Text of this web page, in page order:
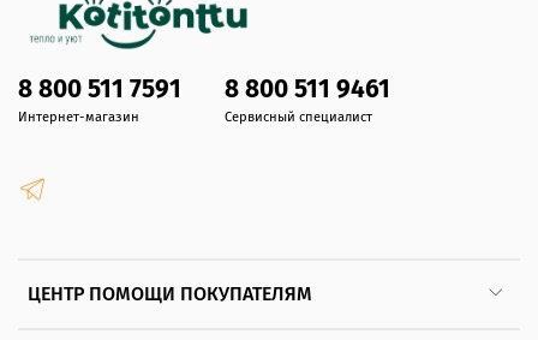
ЦЕНТР ПОМОЩИ ПОКУПАТЕЛЯМ
8 800 511 7591
Интернет-магазин
8 800 511 9461
Сервисный специалист